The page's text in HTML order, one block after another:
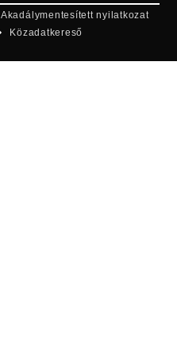
Akadálymentesített nyilatkozat
Közadatkereső